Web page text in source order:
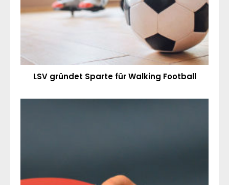
LSV gründet Sparte für Walking Football